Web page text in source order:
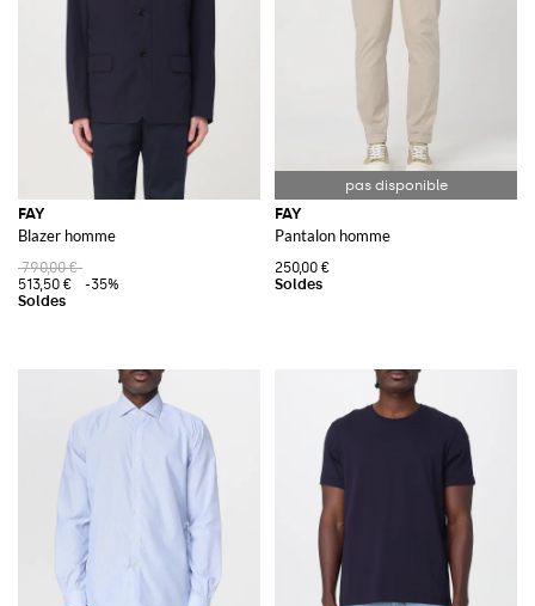
FAY
Blazer homme
790,00 €
513,50 €
-35%
FAY
Pantalon homme
250,00 €